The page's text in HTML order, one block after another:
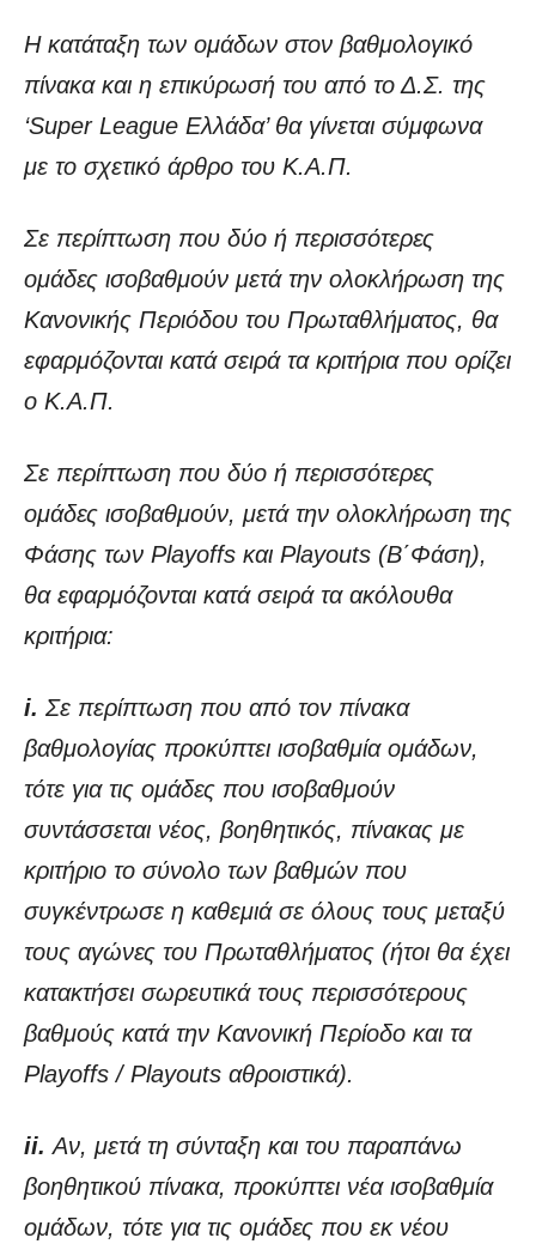
Η κατάταξη των ομάδων στον βαθμολογικό
πίνακα και η επικύρωσή του από το Δ.Σ. της
‘Super League Ελλάδα’ θα γίνεται σύμφωνα
με το σχετικό άρθρο του Κ.Α.Π.
Σε περίπτωση που δύο ή περισσότερες
ομάδες ισοβαθμούν μετά την ολοκλήρωση της
Κανονικής Περιόδου του Πρωταθλήματος, θα
εφαρμόζονται κατά σειρά τα κριτήρια που ορίζει
ο Κ.Α.Π.
Σε περίπτωση που δύο ή περισσότερες
ομάδες ισοβαθμούν, μετά την ολοκλήρωση της
Φάσης των Playoffs και Playouts (Β΄Φάση),
θα εφαρμόζονται κατά σειρά τα ακόλουθα
κριτήρια:
i. Σε περίπτωση που από τον πίνακα
βαθμολογίας προκύπτει ισοβαθμία ομάδων,
τότε για τις ομάδες που ισοβαθμούν
συντάσσεται νέος, βοηθητικός, πίνακας με
κριτήριο το σύνολο των βαθμών που
συγκέντρωσε η καθεμιά σε όλους τους μεταξύ
τους αγώνες του Πρωταθλήματος (ήτοι θα έχει
κατακτήσει σωρευτικά τους περισσότερους
βαθμούς κατά την Κανονική Περίοδο και τα
Playoffs / Playouts αθροιστικά).
ii.Αν, μετά τη σύνταξη και του παραπάνω
βοηθητικού πίνακα, προκύπτει νέα ισοβαθμία
ομάδων, τότε για τις ομάδες που εκ νέου